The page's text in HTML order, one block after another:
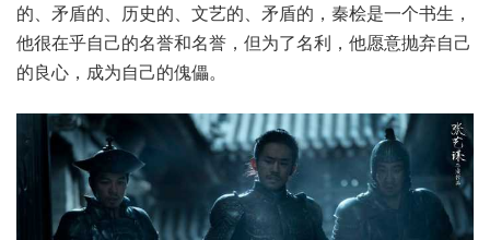
的、矛盾的、历史的、文艺的、矛盾的，秦桧是一个书生，
他很在乎自己的名誉和名誉，但为了名利，他愿意抛弃自己
的良心，成为自己的傀儡。